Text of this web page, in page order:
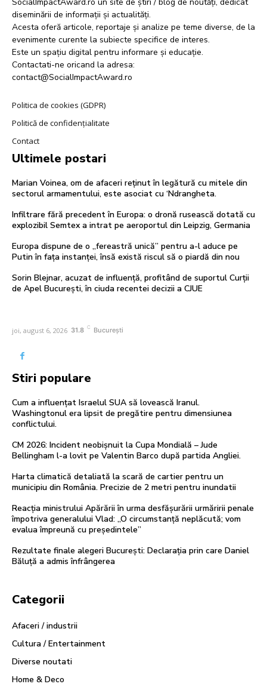
diseminării de informații și actualități.
Acesta oferă articole, reportaje și analize pe teme diverse, de la
evenimente curente la subiecte specifice de interes.
Este un spațiu digital pentru informare și educație.
Contactati-ne oricand la adresa:
contact@SocialImpactAward.ro
Politica de cookies (GDPR)
Politică de confidențialitate
Contact
Ultimele postari
Marian Voinea, om de afaceri reținut în legătură cu mitele din
sectorul armamentului, este asociat cu ‘Ndrangheta.
Infiltrare fără precedent în Europa: o dronă rusească dotată cu
explozibil Semtex a intrat pe aeroportul din Leipzig, Germania
Europa dispune de o „fereastră unică” pentru a-l aduce pe
Putin în fața instanței, însă există riscul să o piardă din nou
Sorin Blejnar, acuzat de influență, profitând de suportul Curții
de Apel București, în ciuda recentei decizii a CJUE
joi, august 6, 2026 31.8 C București
Stiri populare
Cum a influențat Israelul SUA să lovească Iranul.
Washingtonul era lipsit de pregătire pentru dimensiunea
conflictului.
CM 2026: Incident neobișnuit la Cupa Mondială – Jude
Bellingham l-a lovit pe Valentin Barco după partida Angliei.
Harta climatică detaliată la scară de cartier pentru un
municipiu din România. Precizie de 2 metri pentru inundatii
Reacția ministrului Apărării în urma desfășurării urmăririi penale
împotriva generalului Vlad: „O circumstanță neplăcută; vom
evalua împreună cu președintele”
Rezultate finale alegeri București: Declarația prin care Daniel
Băluță a admis înfrângerea
Categorii
Afaceri / industrii
Cultura / Entertainment
Diverse noutati
Home & Deco